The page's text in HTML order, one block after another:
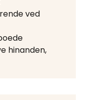
ved
hinanden,